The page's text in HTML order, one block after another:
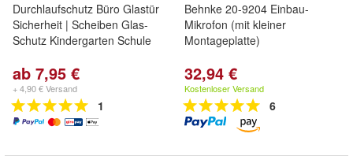
Durchlaufschutz Büro Glastür
Sicherheit | Scheiben Glas-
Schutz Kindergarten Schule
ab 7,95 €
+ 4,90 € Versand
1
Behnke 20-9204 Einbau-
Mikrofon (mit kleiner
Montageplatte)
32,94 €
Kostenloser Versand
6